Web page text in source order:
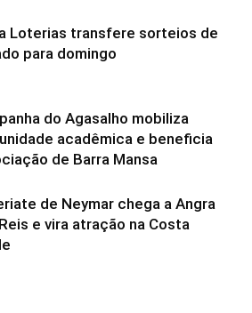
Loterias transfere sorteios de
para domingo
do Agasalho mobiliza
acadêmica e beneficia
de Barra Mansa
de Neymar chega a Angra
e vira atração na Costa